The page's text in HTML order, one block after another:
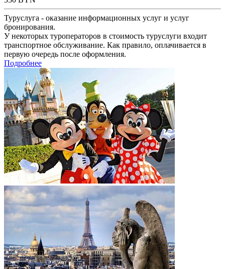
Туруслуга - оказание информационных услуг и услуг
бронирования.
У некоторых туроператоров в стоимость туруслуги входит
транспортное обслуживание. Как правило, оплачивается в
первую очередь после оформления.
Подробнее